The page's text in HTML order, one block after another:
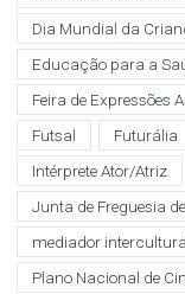
Dia Mundial da
Educação para a
Feira de Expressões
Futsal
Futurália
Intérprete Ator/Atriz
Junta de Freguesia
mediador
Plano Nacional de